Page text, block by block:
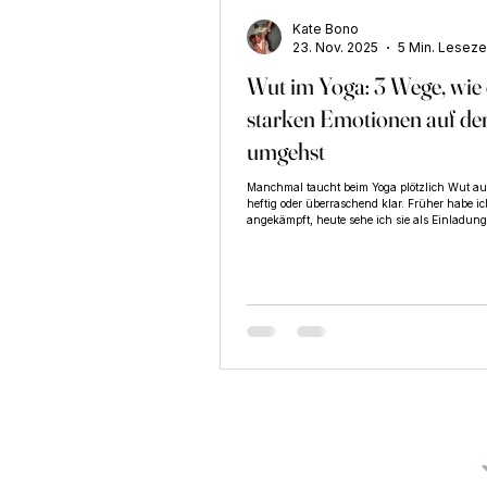
Wut im Yoga: 3 Wege, wie
starken Emotionen auf der
umgehst
Manchmal taucht beim Yoga plötzlich Wut
heftig oder überraschend klar. Früher habe
angekämpft, heute sehe ich sie als Einladung.
Kate Bono
23. Nov. 2025
5 Min.